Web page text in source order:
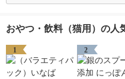
おやつ・飲料（猫用）の人
1 2